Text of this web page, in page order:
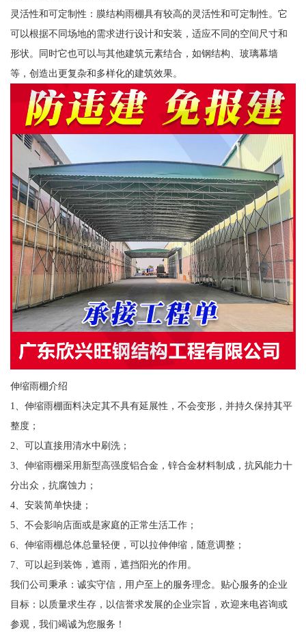
灵活性和可定制性：膜结构雨棚具有较高的灵活性和可定制性。它
可以根据不同场地的需求进行设计和安装，适应不同的空间尺寸和
形状。同时它也可以与其他建筑元素结合，如钢结构、玻璃幕墙
等，创造出更复杂和多样化的建筑效果。
伸缩雨棚介绍
1、伸缩雨棚面料决定其不具有延展性，不会变形，并持久保持其平
整度；
2、可以直接用清水中刷洗；
3、伸缩雨棚采用新型高强度铝合金，锌合金材料制成，抗风能力十
分出众，抗腐蚀力；
4、安装简单快捷；
5、不会影响店面或是家庭的正常生活工作；
6、伸缩雨棚总体总量轻便，可以拉伸伸缩，随意调整；
7、可以起到装饰，遮雨，遮挡阳光的作用。
我们公司秉承：诚实守信，用户至上的服务理念。贴心服务的企业
目标：以质量求生存，以信誉求发展的企业宗旨，欢迎来电咨询或
参观，我们竭诚为您服务！